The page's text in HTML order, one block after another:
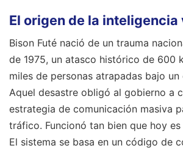
El origen de la inteligencia
Bison Futé nació de un trauma
de 1975, un atasco histórico de 600
miles de personas atrapadas bajo
Aquel desastre obligó al gobierno a
estrategia de comunicación masiva
tráfico. Funcionó tan bien que hoy
El sistema se basa en un código de